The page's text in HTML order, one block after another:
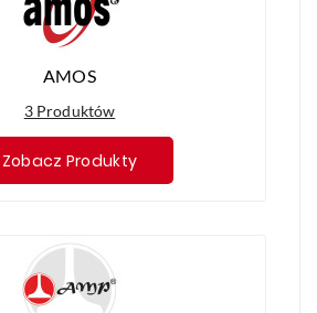
AMOS
3 Produktów
Zobacz Produkty